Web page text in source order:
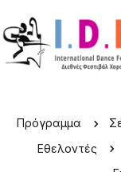
Πρόγραμμα
Εθελοντές